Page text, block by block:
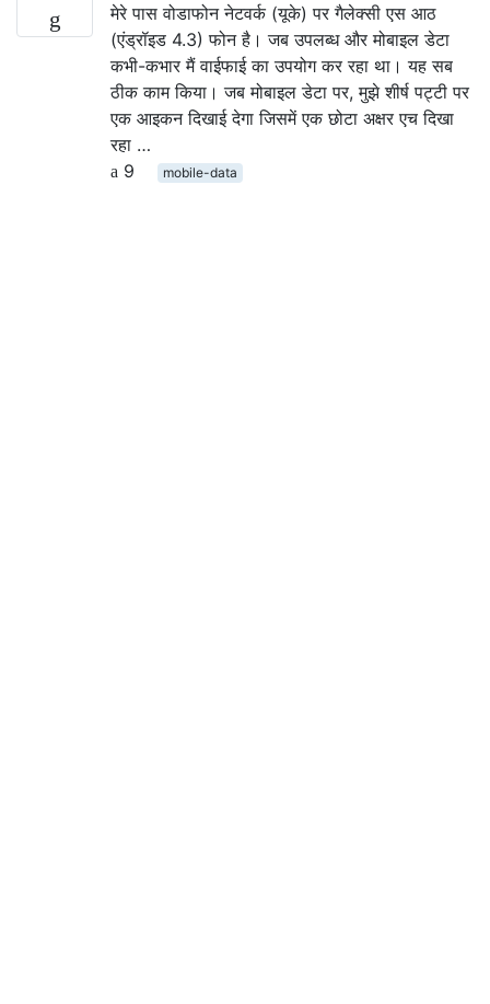
मेरे पास वोडाफोन नेटवर्क (यूके) पर गैलेक्सी एस आठ
(एंड्रॉइड 4.3) फोन है। जब उपलब्ध और मोबाइल डेटा
कभी-कभार मैं वाईफाई का उपयोग कर रहा था। यह सब
ठीक काम किया। जब मोबाइल डेटा पर, मुझे शीर्ष पट्टी पर
एक आइकन दिखाई देगा जिसमें एक छोटा अक्षर एच दिखा
रहा …
9
mobile-data